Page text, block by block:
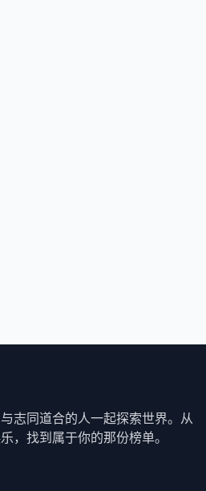
志同道合的人一起探索世界。从
，找到属于你的那份榜单。